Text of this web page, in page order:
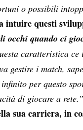
o possibili
intuire questi
occhi quando ci
caratteristica ce
gestire i match,
per questo
di giocare a rete.”
sua carriera, in